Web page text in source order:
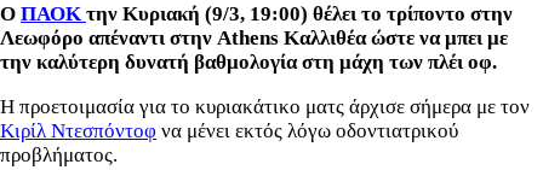
Ο ΠΑΟΚ την Κυριακή (9/3, 19:00) θέλει το τρίποντο στην
Λεωφόρο απέναντι στην Athens Καλλιθέα ώστε να μπει με
την καλύτερη δυνατή βαθμολογία στη μάχη των πλέι οφ.
Η προετοιμασία για το κυριακάτικο ματς άρχισε σήμερα με τον
Κιρίλ Ντεσπόντοφ να μένει εκτός λόγω οδοντιατρικού
προβλήματος.